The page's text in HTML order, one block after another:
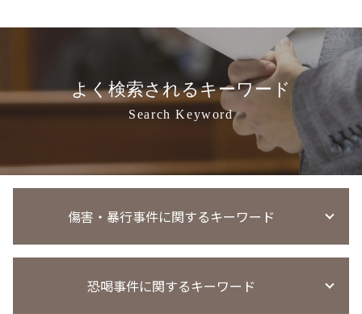
よく検索されるキーワード
Search Keyword
傷害・暴行事件に関するキーワード
傷害事件 被害 弁護士
恐喝事件に関するキーワード